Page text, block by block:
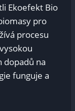
Ekoefekt Bio
pro
procesu
dopadů na
funguje a